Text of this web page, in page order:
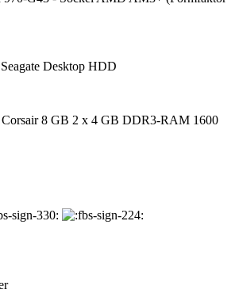
Desktop HDD
Corsair 8 GB 2 x 4 GB DDR3-RAM 1600